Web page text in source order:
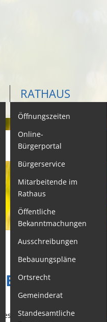
Kindertageseinrichtungen
Schulkindbetreuung
Grundschule
Mensa
RATHAUS
Öffnungszeiten
Online-
Bürgerportal
Bürgerservice
Mitarbeitende im
Rathaus
Öffentliche
Bekanntmachungen
Ausschreibungen
Bebauungspläne
Ortsrecht
Gemeinderat
Standesamtliche
veröffentlichen wir im